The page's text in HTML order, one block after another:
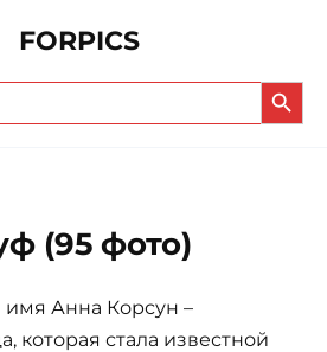
FORPICS
Search Button
(95 фото)
Анна Корсун –
которая стала известной